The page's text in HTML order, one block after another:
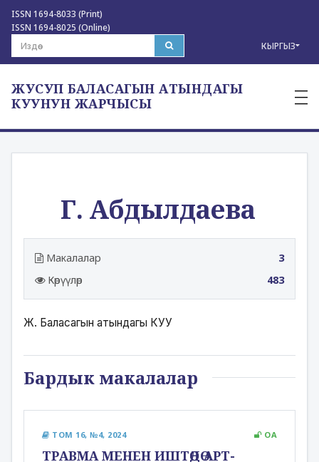
ISSN 1694-8033 (Print)
ISSN 1694-8025 (Online)
КЫРГЫЗ
ЖУСУП БАЛАСАГЫН АТЫНДАГЫ
КУУНУН ЖАРЧЫСЫ
—
—
—
Г. Абдылдаева
Макалалар
3
Көрүүлөр
483
Ж. Баласагын атындагы КУУ
Бардык макалалар
ТОМ 16, №4, 2024 OA
ТРАВМА МЕНЕН ИШТӨӨДӨ АРТ-